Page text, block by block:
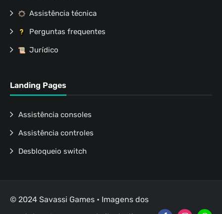
Assistência técnica
Perguntas frequentes
Jurídico
Landing Pages
Assistência consoles
Assistência controles
Desbloqueio switch
© 2024 Savassi Games • Imagens dos